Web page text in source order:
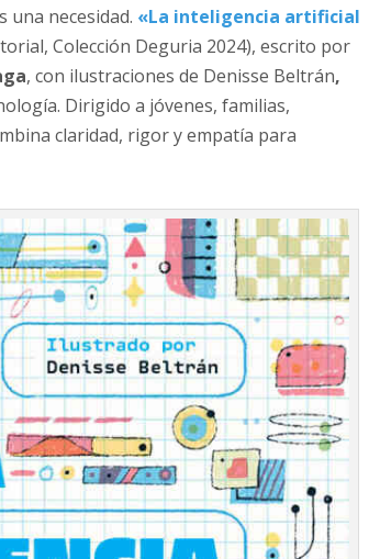
una necesidad. «La inteligencia artificial
Colección Deguria 2024), escrito por
, con ilustraciones de Denisse Beltrán,
Dirigido a jóvenes, familias,
claridad, rigor y empatía para